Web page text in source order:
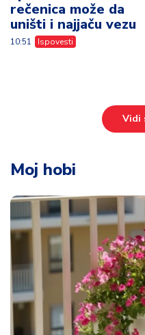
rečenica može da
uništi i najjaču vezu
10:51 Ispovesti
Vidi
Moj hobi